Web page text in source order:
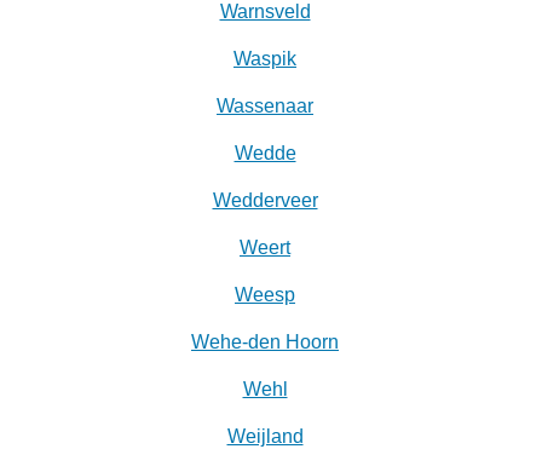
Warnsveld
Waspik
Wassenaar
Wedde
Wedderveer
Weert
Weesp
Wehe-den Hoorn
Wehl
Weijland